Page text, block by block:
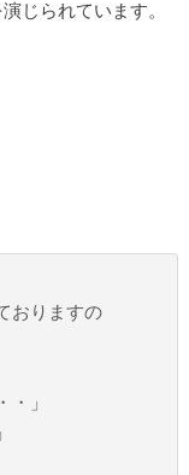
じられています。
おりますの
・」